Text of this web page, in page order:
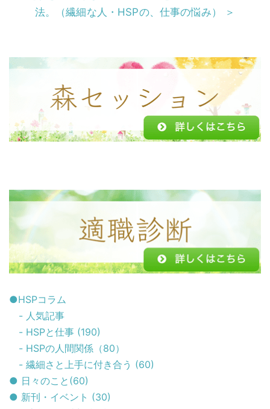
k
法。（繊細な人・HSPの、仕事の悩み） ＞
●HSPコラム
- 人気記事
- HSPと仕事 (190)
- HSPの人間関係（80）
- 繊細さと上手に付き合う (60)
● 日々のこと(60)
● 新刊・イベント (30)